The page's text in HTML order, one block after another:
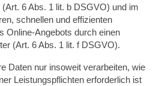
6 Abs. 1 lit. b DSGVO) und im
schnellen und effizienten
Online-Angebots durch einen
(Art. 6 Abs. 1 lit. f DSGVO).
Daten nur insoweit verarbeiten, wie
Leistungspflichten erforderlich ist